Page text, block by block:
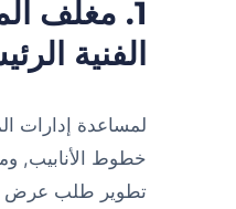
1. مغلف
الفنية
لمساعدة إدارات
خطوط الأنابيب,
تطوير طلب عرض